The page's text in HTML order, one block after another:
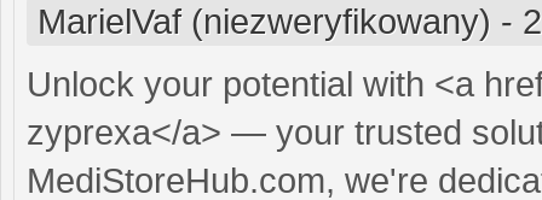
MarielVaf (niezweryfikowany) -
Unlock your potential with <a
zyprexa</a> — your trusted
MediStoreHub.com, we're